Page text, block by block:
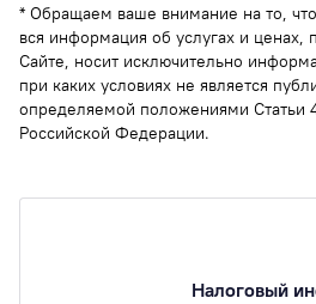
* Обращаем ваше внимание на то,
вся информация об услугах и ценах,
Сайте, носит исключительно
при каких условиях не является
определяемой положениями Статьи
Российской Федерации.
Налоговый